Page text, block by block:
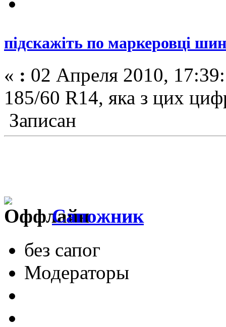
підскажіть по маркеровці шин
« : 02 Апреля 2010,
185/60 R14, яка з цих
Записан
Сапожник
без сапог
Модераторы